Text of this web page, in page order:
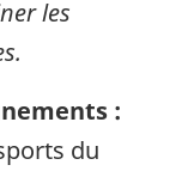
les
:
du